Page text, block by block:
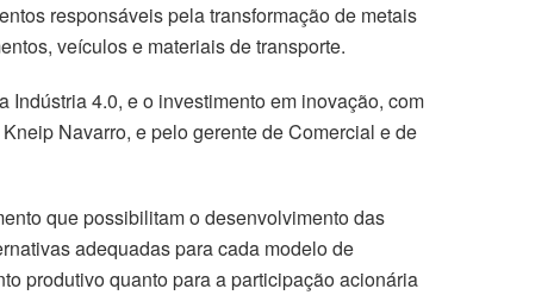
responsáveis pela transformação de metais
veículos e materiais de transporte.
4.0, e o investimento em inovação, com
Navarro, e pelo gerente de Comercial e de
que possibilitam o desenvolvimento das
adequadas para cada modelo de
produtivo quanto para a participação acionária